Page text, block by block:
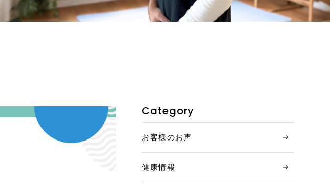
ご利用者データ
Category
お客様のお声
健康情報